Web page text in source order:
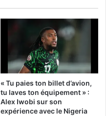
« Tu paies ton billet d’avion,
tu laves ton équipement » :
Alex Iwobi sur son
expérience avec le Nigeria